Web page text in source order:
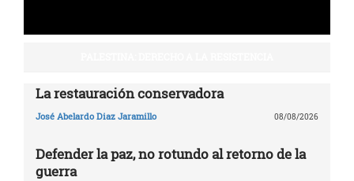
La restauración conservadora
José Abelardo Diaz Jaramillo 08/08/2026
Defender la paz, no rotundo al retorno de la
guerra